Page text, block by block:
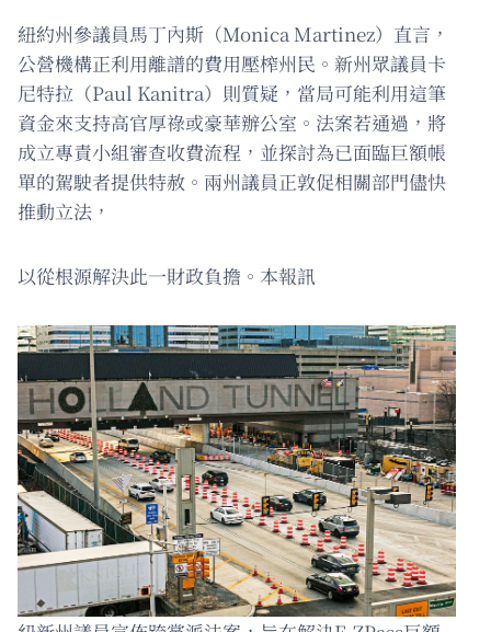
紐約州參議員馬丁內斯（Monica Martinez）直言，
公營機構正利用離譜的費用壓榨州民。新州眾議員卡
尼特拉（Paul Kanitra）則質疑，當局可能利用這筆
資金來支持高官厚祿或豪華辦公室。法案若通過，將
成立專責小組審查收費流程，並探討為已面臨巨額帳
單的駕駛者提供特赦。兩州議員正敦促相關部門儘快
推動立法，
以從根源解決此一財政負擔。本報訊